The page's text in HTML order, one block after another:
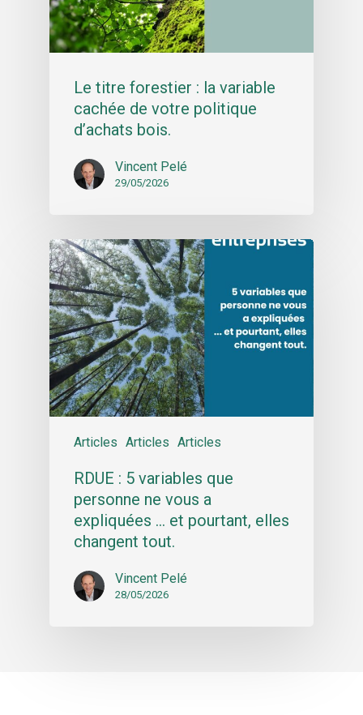
Le titre forestier : la variable
cachée de votre politique
d’achats bois.
Vincent Pelé
29/05/2026
Articles Articles Articles
RDUE : 5 variables que
personne ne vous a
expliquées … et pourtant, elles
changent tout.
Vincent Pelé
28/05/2026